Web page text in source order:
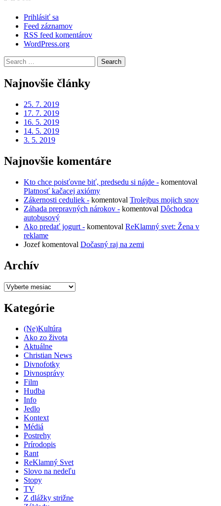
Prihlásiť sa
Feed záznamov
RSS feed komentárov
WordPress.org
Search
for:
Najnovšie články
25. 7. 2019
17. 7. 2019
16. 5. 2019
14. 5. 2019
3. 5. 2019
Najnovšie komentáre
Kto chce poisťovne biť, predsedu si nájde - komentoval
Platnosť kačacej axiómy
Zákernosti ceduliek - komentoval Trolejbus mojich snov
Záhada prepravných nárokov - komentoval Dôchodca
autobusový
Ako predať jogurt - komentoval ReKlamný svet: Žena v
reklame
Jozefkomentoval Dočasný raj na zemi
Archív
Archív
Kategórie
(Ne)Kultúra
Ako zo života
Aktuálne
Christian News
Divnofotky
Divnosprávy
Film
Hudba
Info
Jedlo
Kontext
Médiá
Postrehy
Prírodopis
Rant
ReKlamný Svet
Slovo na nedeľu
Stopy
TV
Z dlážky strižne